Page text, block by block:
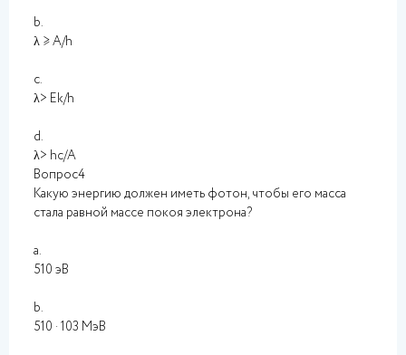
b.
λ ≥ A/h
c.
λ> Ek/h
d.
λ> hc/A
Вопрос4
Какую энергию должен иметь фотон, чтобы его масса
стала равной массе покоя электрона?
a.
510 эВ
b.
510 · 103 МэВ